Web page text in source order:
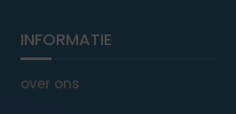
INFORMATIE
over ons